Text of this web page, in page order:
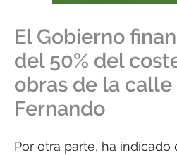
El Gobierno
del 50% del
obras de la calle
Fernando
Por otra parte, ha indicado